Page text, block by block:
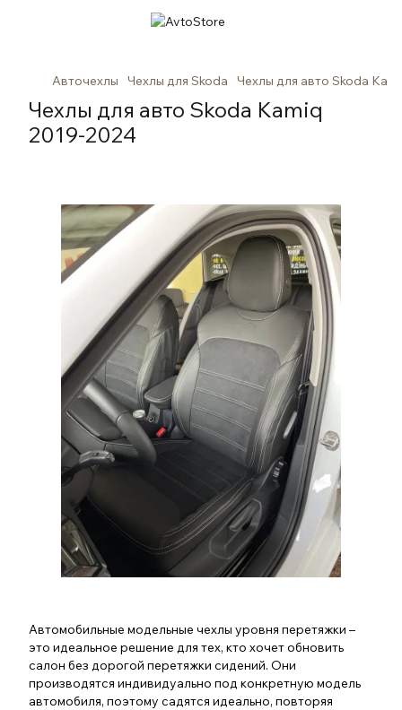
Авточехлы Чехлы для Skoda Чехлы для авто Skoda
Чехлы для авто Skoda Kamiq
2019-2024
Автомобильные модельные чехлы уровня перетяжки –
это идеальное решение для тех, кто хочет обновить
салон без дорогой перетяжки сидений. Они
производятся индивидуально под конкретную модель
автомобиля, поэтому садятся идеально, повторяя